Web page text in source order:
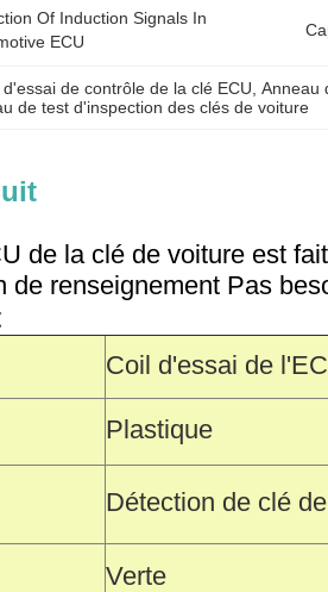
Of Induction Signals In
ECU
d'essai de contrôle de la clé ECU Anneau
de test d'inspection des clés de voiture
de la clé de voiture est
de renseignement Pas
Coil d'essai de
Plastique
Détection de clé
Verte